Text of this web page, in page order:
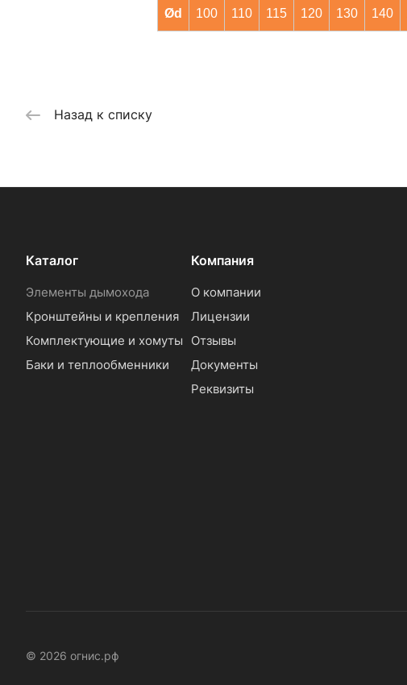
Ød 100 110 115 120 130 140
Назад к списку
Каталог
Элементы дымохода
Кронштейны и крепления
Комплектующие и хомуты
Баки и теплообменники
Компания
О компании
Лицензии
Отзывы
Документы
Реквизиты
© 2026 огнис.рф